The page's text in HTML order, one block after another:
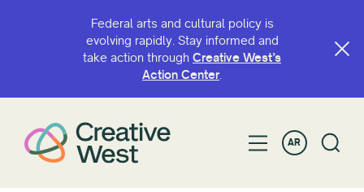
Federal arts and cultural policy is
evolving rapidly. Stay informed and
take action through Creative West’s
Action Center.
AR